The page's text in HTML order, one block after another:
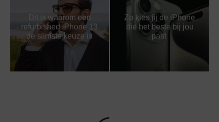
Dit is waarom een
refurbished iPhone 13
de slimste keuze is
Zo kies jij de iPhone
die het beste bij jou
past